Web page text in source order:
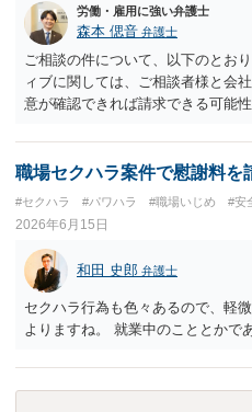
和解金が入ります。 勝訴判決を
合には、給与や預貯金、不動産な
護士費用は請求額や事件の難易度
で、依頼する弁護士によっても費
労働・雇用に強い弁護士
森本 偲音 弁護士
ご相談の件について、以下のとお
ィブに関しては、ご相談者様と会
意が確認できれば請求できる可能
す。 ②未払給与に関しては労務を
りますので請求可能かと存じます
動の内容によって判断が分かれま
じます。 ⑤退職勧奨については退
当な解雇である場合には解雇無効
ずは、資料一式をご持参いただき
応をしていただくことが望ましい
職場セクハラ案件で慰謝料を
#セクハラ #パワハラ #職場いじめ #安
2026年6月15日
和田 史郎 弁護士
セクハラ行為も色々あるので、軽
よりますね。 就業中のこととかで